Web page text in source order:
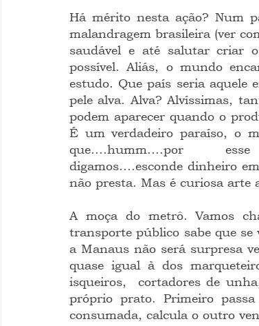
Há mérito nesta ação? Num
malandragem brasileira (ver
saudável e até salutar criar
possível. Aliás, o mundo
estudo. Que país seria aquele
pele alva. Alva? Alvíssimas,
podem aparecer quando o
É um verdadeiro paraíso, o
que....humm....por
digamos....esconde dinheiro
não presta. Mas é curiosa arte
A moça do metrô. Vamos
transporte público sabe que
a Manaus não será surpresa
quase igual à dos
isqueiros,  cortadores de
próprio prato. Primeiro
consumada, calcula o outro